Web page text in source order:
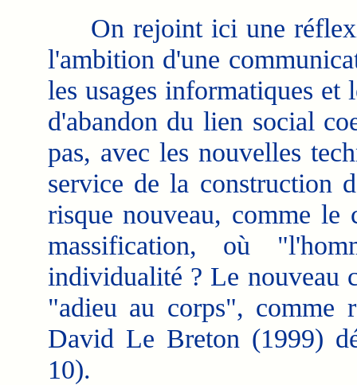
On rejoint ici une
l'ambition d'une
les usages informatiques
d'abandon du lien social
pas, avec les nouvelles
service de la construction
risque nouveau, comme le
massification, où
individualité ? Le nouveau
"adieu au corps", comme
David Le Breton (1999)
10).